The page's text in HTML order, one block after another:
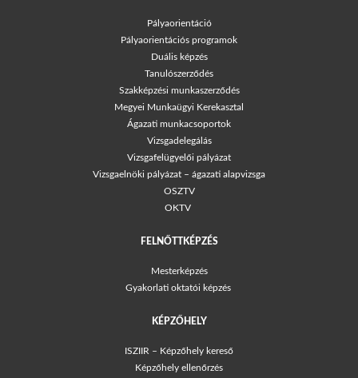
Pályaorientáció
Pályaorientációs programok
Duális képzés
Tanulószerződés
Szakképzési munkaszerződés
Megyei Munkaügyi Kerekasztal
Ágazati munkacsoportok
Vizsgadelegálás
Vizsgafelügyelői pályázat
Vizsgaelnöki pályázat – ágazati alapvizsga
OSZTV
OKTV
FELNŐTTKÉPZÉS
Mesterképzés
Gyakorlati oktatói képzés
KÉPZŐHELY
ISZIIR – Képzőhely kereső
Képzőhely ellenőrzés